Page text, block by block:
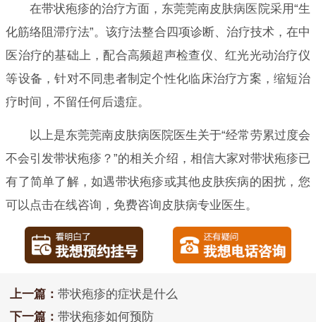
在带状疱疹的治疗方面，东莞莞南皮肤病医院采用“生
化筋络阻滞疗法”。该疗法整合四项诊断、治疗技术，在中
医治疗的基础上，配合高频超声检查仪、红光光动治疗仪
等设备，针对不同患者制定个性化临床治疗方案，缩短治
疗时间，不留任何后遗症。
以上是东莞莞南皮肤病医院医生关于“经常劳累过度会
不会引发带状疱疹？”的相关介绍，相信大家对带状疱疹已
有了简单了解，如遇带状疱疹或其他皮肤疾病的困扰，您
可以点击在线咨询，免费咨询皮肤病专业医生。
上一篇： 带状疱疹的症状是什么
下一篇： 带状疱疹如何预防